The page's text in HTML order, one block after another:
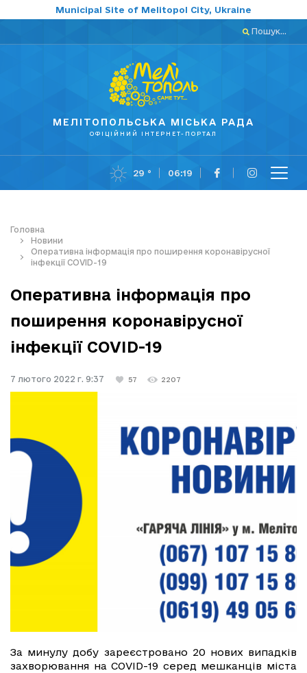
Municipal Site of Melitopol City, Ukraine
Пошук...
МЕЛІТОПОЛЬСЬКА МІСЬКА РАДА
ОФІЦІЙНИЙ ІНТЕРНЕТ-ПОРТАЛ
29 ° 06:19
Головна
Новини
Оперативна інформація про поширення коронавірусної
інфекції COVID-19
Оперативна інформація про
поширення коронавірусної
інфекції COVID-19
7 лютого 2022 г. 9:37 57 2207
За минулу добу зареєстровано 20 нових випадків
захворювання на COVID-19 серед мешканців міста